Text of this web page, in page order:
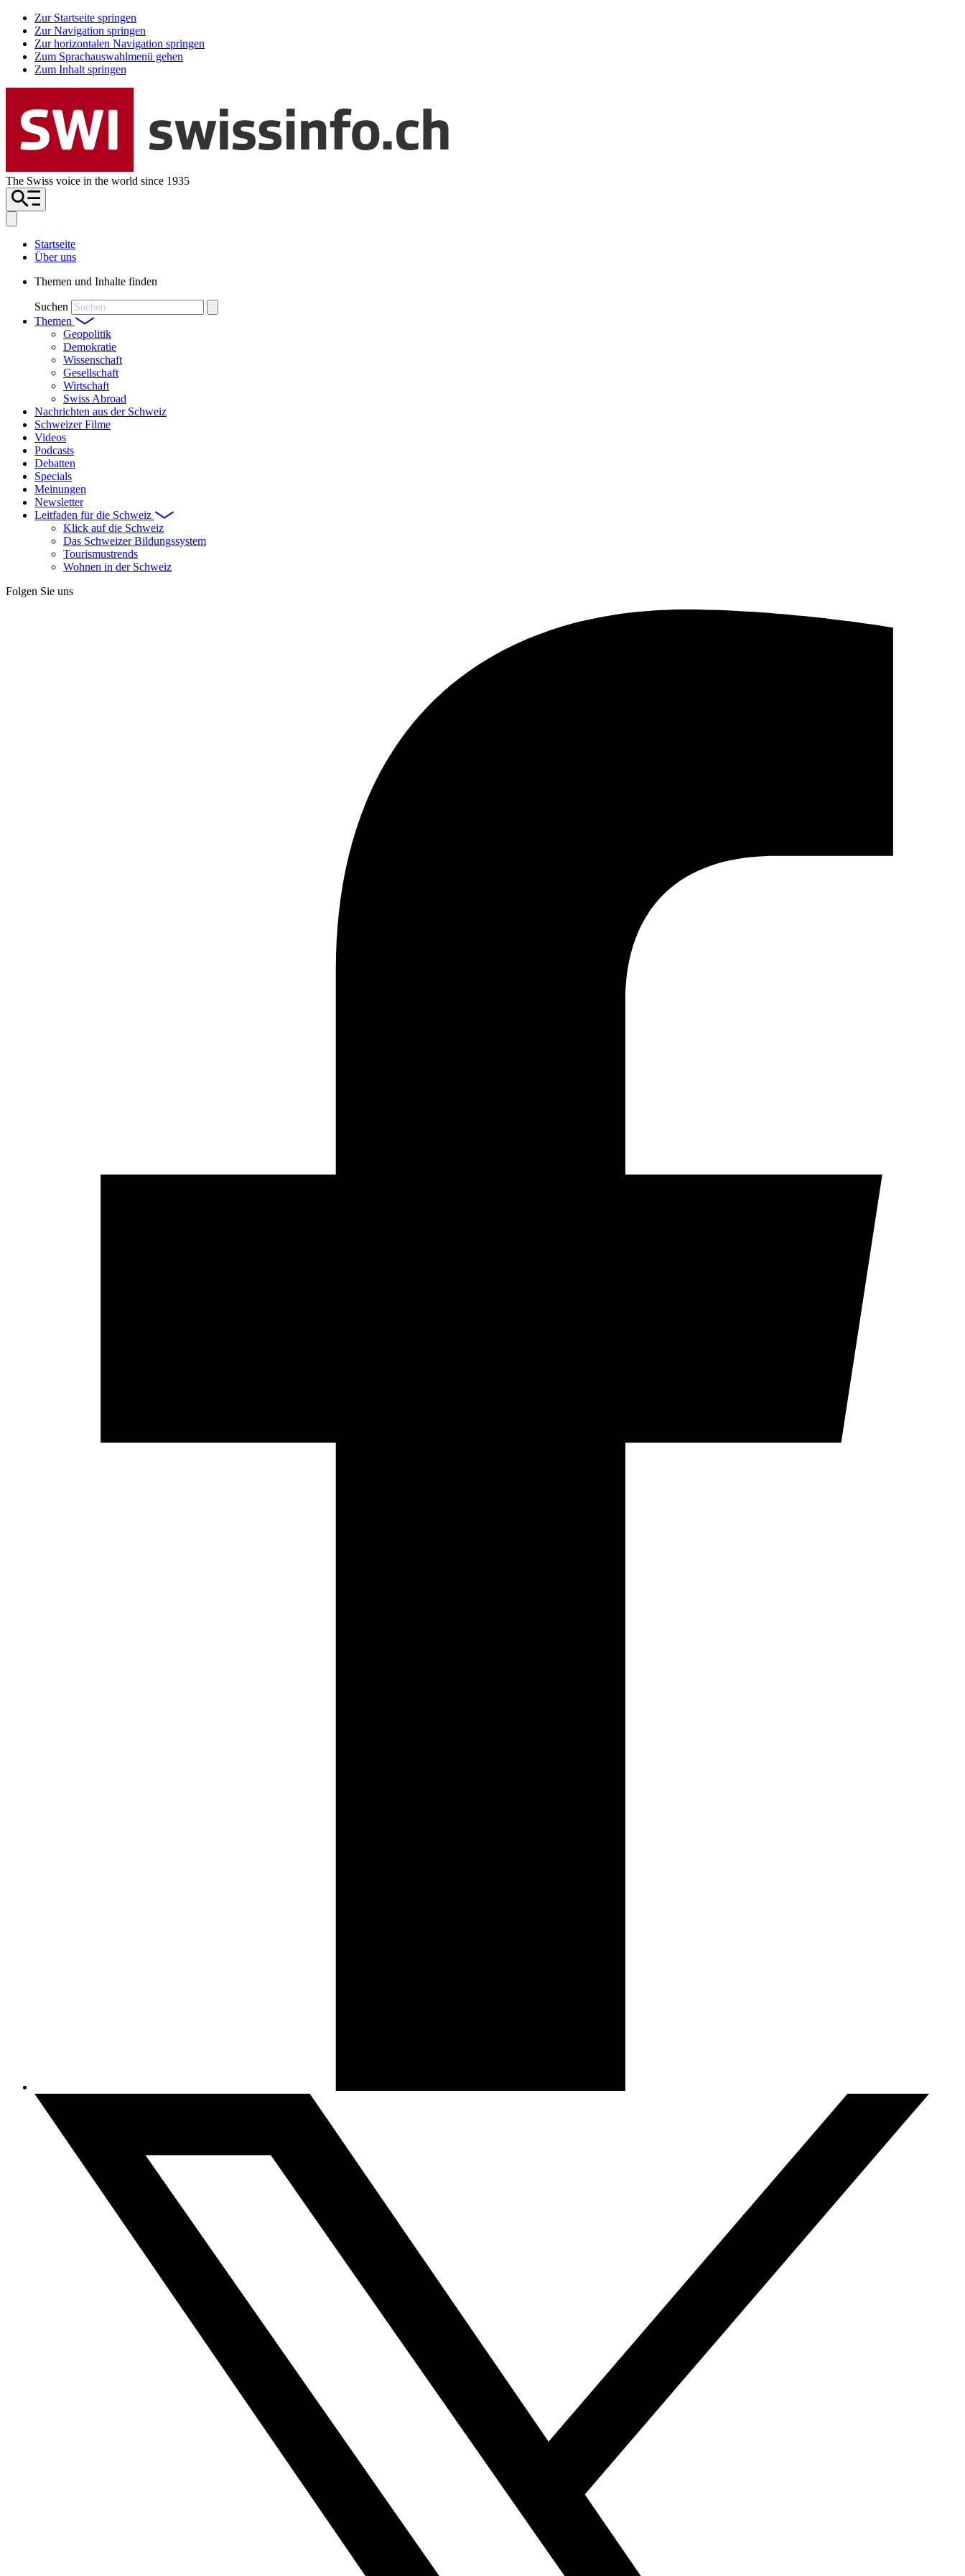
Zur Startseite springen
Zur Navigation springen
Zur horizontalen Navigation springen
Zum Sprachauswahlmenü gehen
Zum Inhalt springen
The Swiss voice in the world since 1935
Startseite
Über uns
Themen und Inhalte finden
Suchen
Themen
Geopolitik
Demokratie
Wissenschaft
Gesellschaft
Wirtschaft
Swiss Abroad
Nachrichten aus der Schweiz
Schweizer Filme
Videos
Podcasts
Debatten
Specials
Meinungen
Newsletter
Leitfaden für die Schweiz
Klick auf die Schweiz
Das Schweizer Bildungssystem
Tourismustrends
Wohnen in der Schweiz
Folgen Sie uns